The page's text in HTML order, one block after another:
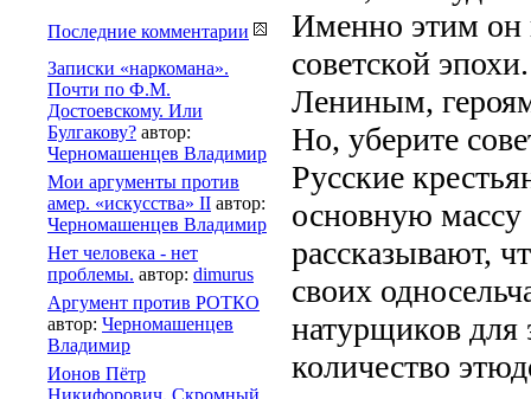
Именно этим он
советской
Лениным,
Но, уберите
Русские
основную
рассказывают,
своих
натурщиков для
количество
Последние комментарии
Записки «наркомана».
Почти по Ф.М.
Достоевскому. Или
Булгакову? автор:
Черномашенцев Владимир
Мои аргументы против
амер. «искусства» II автор:
Черномашенцев Владимир
Нет человека - нет
проблемы. автор: dimurus
Аргумент против РОТКО
автор: Черномашенцев
Владимир
Ионов Пётр
Никифорович. Скромный